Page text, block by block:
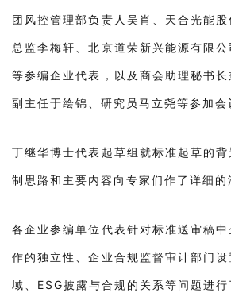
团风控管理部负责人吴肖、天合光能
总监李梅轩、北京道荣新兴能源有限
等参编企业代表，以及商会助理秘书长
副主任于绘锦、研究员马立尧等参加会
丁继华博士代表起草组就标准起草的
制思路和主要内容向专家们作了详细的
各企业参编单位代表针对标准送审稿
作的独立性、企业合规监督审计部门
域、ESG披露与合规的关系等问题进行